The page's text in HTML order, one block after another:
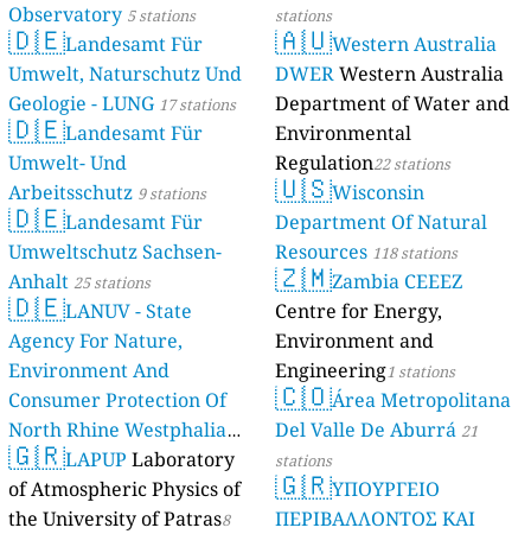
Observatory 5 stations
🇩🇪Landesamt Für
Umwelt, Naturschutz Und
Geologie - LUNG 17 stations
🇩🇪Landesamt Für
Umwelt- Und
Arbeitsschutz 9 stations
🇩🇪Landesamt Für
Umweltschutz Sachsen-
Anhalt 25 stations
🇩🇪LANUV - State
Agency For Nature,
Environment And
Consumer Protection Of
North Rhine Westphalia
(Landesamt Für Natur,
Umwelt Und
Verbraucherschutz NRW)
🇬🇷LAPUP Laboratory
of Atmospheric Physics of
the University of Patras8
stations
🇦🇺Western Australia
DWERWestern Australia
Department of Water and
Environmental
Regulation22 stations
🇺🇸Wisconsin
Department Of Natural
Resources 118 stations
🇿🇲Zambia CEEEZ
Centre for Energy,
Environment and
Engineering1 stations
🇨🇴Área Metropolitana
Del Valle De Aburrá 21
stations
🇬🇷ΥΠΟΥΡΓΕΙΟ
ΠΕΡΙΒΑΛΛΟΝΤΟΣ ΚΑΙ